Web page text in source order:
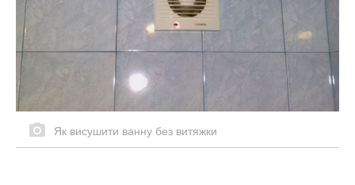
Як висушити ванну без витяжки